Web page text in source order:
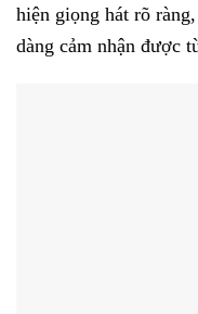
hiện giọng hát rõ
dàng cảm nhận được